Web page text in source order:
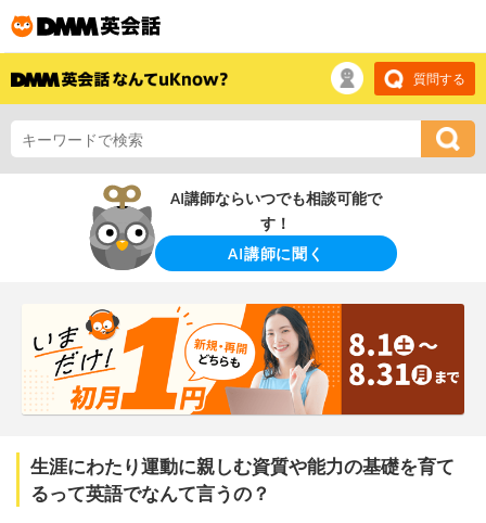
質問する
AI講師ならいつでも相談可能で
す！
AI講師に聞く
生涯にわたり運動に親しむ資質や能力の基礎を育て
るって英語でなんて言うの？